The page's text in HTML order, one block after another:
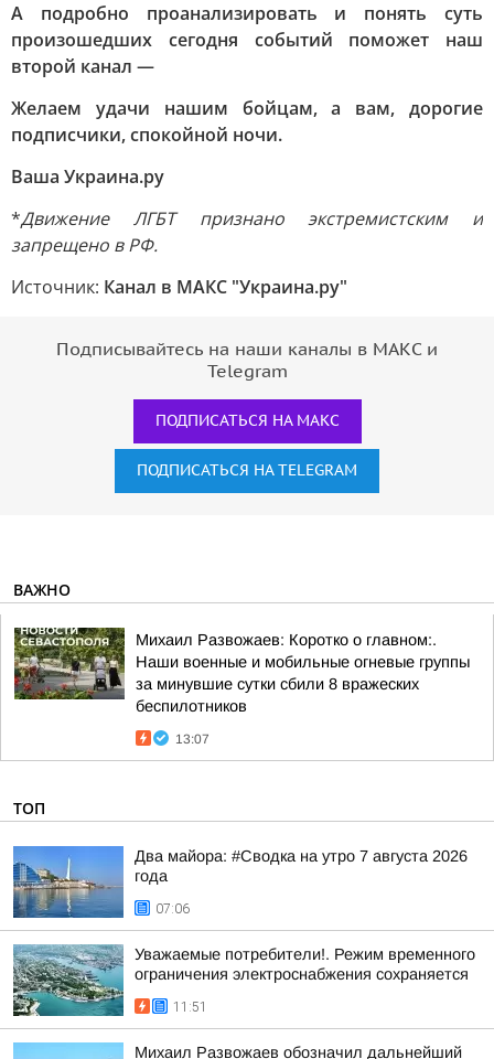
А подробно проанализировать и понять суть
произошедших сегодня событий поможет наш
второй канал —
Желаем удачи нашим бойцам, а вам, дорогие
подписчики, спокойной ночи.
Ваша Украина.ру
*Движение ЛГБТ признано экстремистским и
запрещено в РФ.
Источник: Канал в МАКС "Украина.ру"
Подписывайтесь на наши каналы в МАКС и
Telegram
ПОДПИСАТЬСЯ НА МАКС
ПОДПИСАТЬСЯ НА TELEGRAM
ВАЖНО
Михаил Развожаев: Коротко о главном:.
Наши военные и мобильные огневые группы
за минувшие сутки сбили 8 вражеских
беспилотников
13:07
ТОП
Два майора: #Сводка на утро 7 августа 2026
года
07:06
Уважаемые потребители!. Режим временного
ограничения электроснабжения сохраняется
11:51
Михаил Развожаев обозначил дальнейший